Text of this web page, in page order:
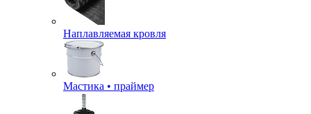
Наплавляемая кровля
Мастика • праймер